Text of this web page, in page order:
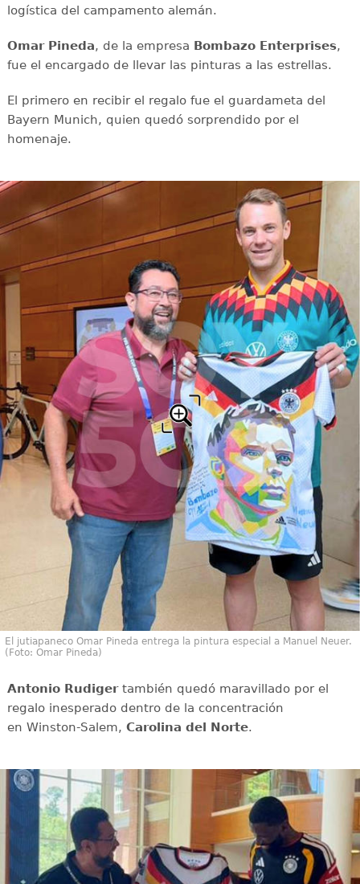
logística del campamento alemán.
Omar Pineda, de la empresa Bombazo Enterprises,
fue el encargado de llevar las pinturas a las estrellas.
El primero en recibir el regalo fue el guardameta del
Bayern Munich, quien quedó sorprendido por el
homenaje.
El jutiapaneco Omar Pineda entrega la pintura especial a Manuel Neuer.
(Foto: Omar Pineda)
Antonio Rudigertambién quedó maravillado por el
regalo inesperado dentro de la concentración
en Winston-Salem, Carolina del Norte.